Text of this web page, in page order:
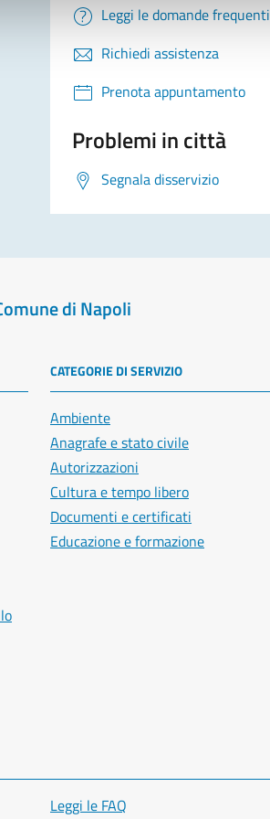
Leggi le domande frequenti
Richiedi assistenza
Prenota appuntamento
Problemi in città
Segnala disservizio
di Napoli
CATEGORIE DI SERVIZIO
Ambiente
Anagrafe e stato civile
Autorizzazioni
Cultura e tempo libero
Documenti e certificati
Educazione e formazione
Leggi le FAQ